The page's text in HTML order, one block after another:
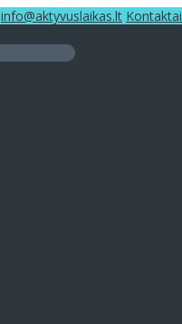
info@aktyvuslaikas.lt Kontaktai